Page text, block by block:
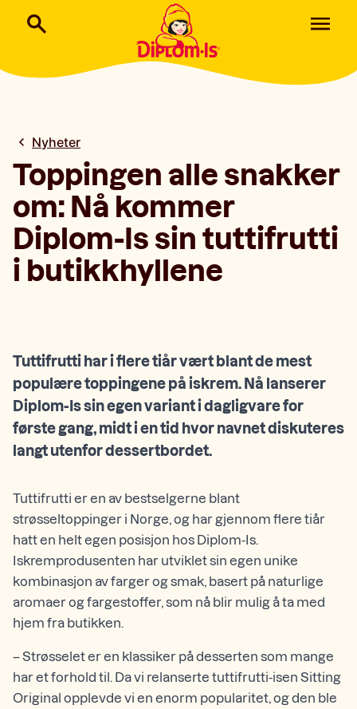
Nyheter
Toppingen alle snakker
om: Nå kommer
Diplom-Is sin tuttifrutti
i butikkhyllene
Tuttifrutti har i flere tiår vært blant de mest
populære toppingene på iskrem. Nå lanserer
Diplom-Is sin egen variant i dagligvare for
første gang, midt i en tid hvor navnet diskuteres
langt utenfor dessertbordet.
Tuttifrutti er en av bestselgerne blant
strøsseltoppinger i Norge, og har gjennom flere tiår
hatt en helt egen posisjon hos Diplom-Is.
Iskremprodusenten har utviklet sin egen unike
kombinasjon av farger og smak, basert på naturlige
aromaer og fargestoffer, som nå blir mulig å ta med
hjem fra butikken.
– Strøsselet er en klassiker på desserten som mange
har et forhold til. Da vi relanserte tuttifrutti-isen Sitting
Original opplevde vi en enorm popularitet, og den ble